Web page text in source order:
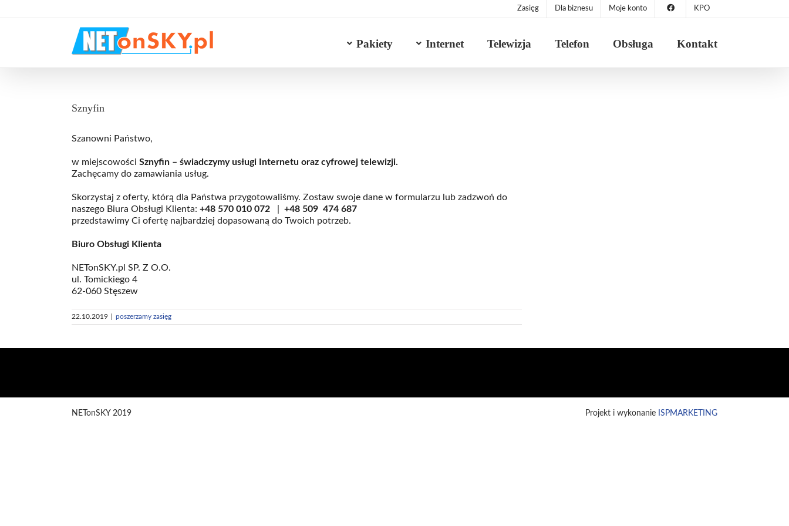
do
Zasięg Dla biznesu Moje konto KPO
Pakiety Internet Telewizja Telefon Obsługa Kontakt
Sznyfin
Szanowni Państwo,
w miejscowości Sznyfin – świadczymy usługi Internetu oraz cyfrowej telewizji.
Zachęcamy do zamawiania usług.
Skorzystaj z oferty, którą dla Państwa przygotowaliśmy. Zostaw swoje dane w formularzu lub zadzwoń do
naszego Biura Obsługi Klienta: +48 570 010 072 +48 509 474 687
przedstawimy Ci ofertę najbardziej dopasowaną do Twoich potrzeb.
Biuro Obsługi Klienta
NETonSKY.pl SP. Z O.O.
ul. Tomickiego 4
62-060 Stęszew
22.10.2019 poszerzamy zasięg
NETonSKY 2019 Projekt i wykonanie ISPMARKETING